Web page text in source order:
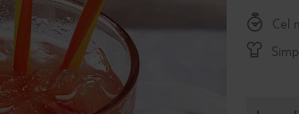
Cel